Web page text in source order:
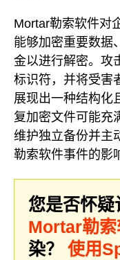
Mortar勒索软件对
能够加密重要数据
金以进行解密。攻
标识符，并将受害
展现出一种结构化
复加密文件可能充
维护独立备份并主
勒索软件事件的影
您是否怀疑
Mortar勒索
染？ 使用